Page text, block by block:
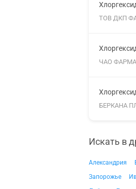
ТОВ ДКП
ЧАО
БЕРКАНА
Искать в
Александрия
Запорожье